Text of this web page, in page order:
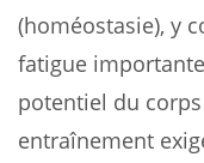
(homéostasie), y
fatigue
potentiel du
entraînement